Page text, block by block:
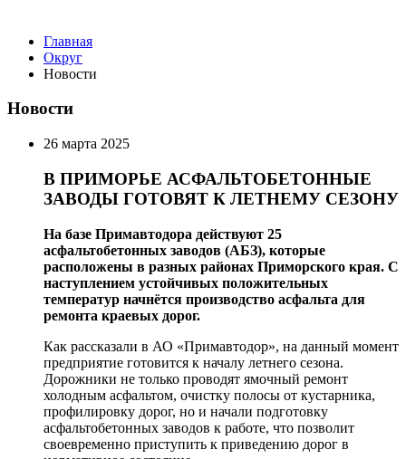
Главная
Округ
Новости
Новости
26 марта 2025
В ПРИМОРЬЕ АСФАЛЬТОБЕТОННЫЕ
ЗАВОДЫ ГОТОВЯТ К ЛЕТНЕМУ СЕЗОНУ
На базе Примавтодора действуют 25
асфальтобетонных заводов (АБЗ), которые
расположены в разных районах Приморского края. С
наступлением устойчивых положительных
температур начнётся производство асфальта для
ремонта краевых дорог.
Как рассказали в АО «Примавтодор», на данный момент
предприятие готовится к началу летнего сезона.
Дорожники не только проводят ямочный ремонт
холодным асфальтом, очистку полосы от кустарника,
профилировку дорог, но и начали подготовку
асфальтобетонных заводов к работе, что позволит
своевременно приступить к приведению дорог в